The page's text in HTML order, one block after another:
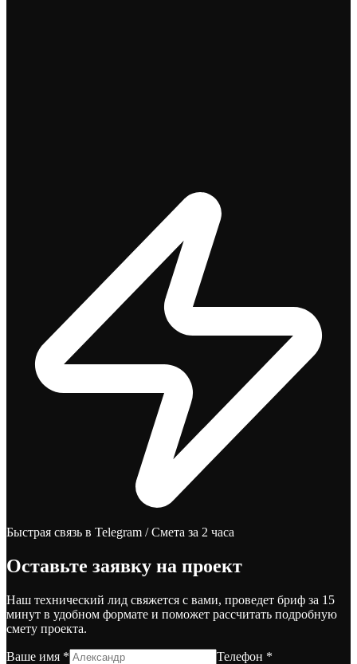
Быстрая связь в Telegram / Смета за 2 часа
Оставьте заявку на проект
Наш технический лид свяжется с вами, проведет бриф за 15
минут в удобном формате и поможет рассчитать подробную
смету проекта.
Ваше имя *
Телефон *